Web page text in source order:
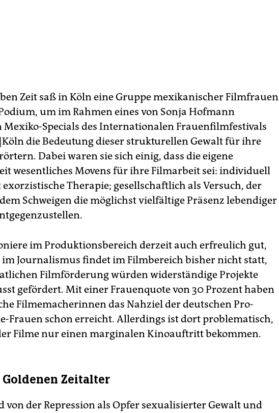
Zeit saß in Köln eine Gruppe mexikanischer Filmfrauen
um im Rahmen eines von Sonja Hofmann
Specials des Internationalen Frauenfilmfestivals
die Bedeutung dieser strukturellen Gewalt für ihre
Dabei waren sie sich einig, dass die eigene
wesentliches Movens für ihre Filmarbeit sei: individuell
exorzistische Therapie; gesellschaftlich als Versuch, der
Schweigen die möglichst vielfältige Präsenz lebendiger
im Produktionsbereich derzeit auch erfreulich gut,
im Journalismus findet im Filmbereich bisher nicht statt,
Filmförderung würden widerständige Projekte
gefördert. Mit einer Frauenquote von 30 Prozent haben
Filmemacherinnen das Nahziel der deutschen Pro-
Frauen schon erreicht. Allerdings ist dort problematisch,
Filme nur einen marginalen Kinoauftritt bekommen.
Zeitalter
von der Repression als Opfer sexualisierter Gewalt und